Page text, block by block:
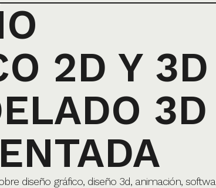
2D Y
diseño gráfico, diseño 3d, animación,